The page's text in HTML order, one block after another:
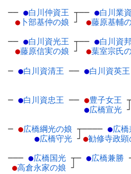
── ●白川仲資王 ┬
● 卜部基仲の娘 ┘
── ●白川業
●藤原基輔
── ●白川資光王 ┬
●藤原信実の娘 ┘
── ●白川資
●葉室宗氏
─ ●白川資清王 ── ●白川資英王
─ ●白川資忠王 ── ●豊子女王
●広橋宣光 ┘
─ ●広橋綱光の娘 ┬
●広橋守光 ┘
──── ●広橋
●勧修寺政顕
─── ●広橋国光 ┬
●高倉永家の娘 ┘
─ ●広橋兼勝